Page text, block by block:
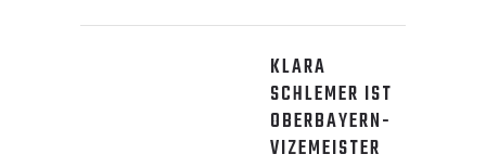
KLARA
SCHLEMER IST
OBERBAYERN-
VIZEMEISTER